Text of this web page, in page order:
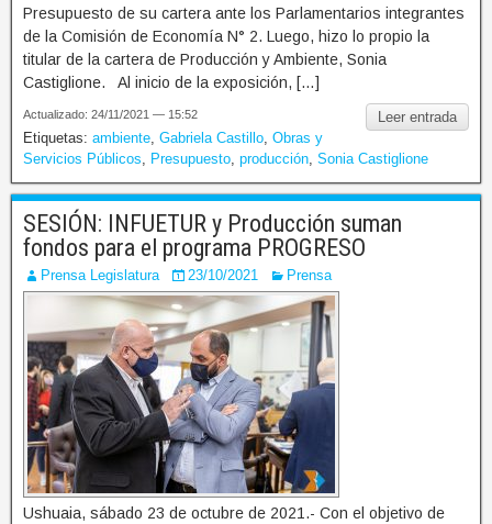
Presupuesto de su cartera ante los Parlamentarios integrantes
de la Comisión de Economía N° 2. Luego, hizo lo propio la
titular de la cartera de Producción y Ambiente, Sonia
Castiglione. Al inicio de la exposición, […]
Leer entrada
Actualizado: 24/11/2021 — 15:52
Etiquetas: ambiente Gabriela Castillo Obras y
Servicios Públicos
Presupuesto producción Sonia Castiglione
SESIÓN: INFUETUR y Producción suman
fondos para el programa PROGRESO
Prensa Legislatura 23/10/2021 Prensa
Ushuaia, sábado 23 de octubre de 2021.- Con el objetivo de